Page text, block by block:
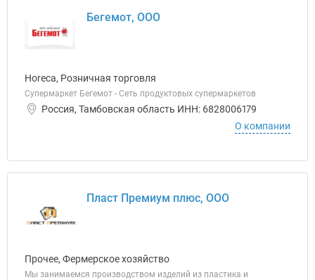
Бегемот, ООО
Horeca, Розничная торговля
Супермаркет Бегемот - Сеть продуктовых супермаркетов
Россия, Тамбовская область ИНН: 6828006179
О компании
Пласт Премиум плюс, ООО
Прочее, Фермерское хозяйство
Мы занимаемся производством изделий из пластика и